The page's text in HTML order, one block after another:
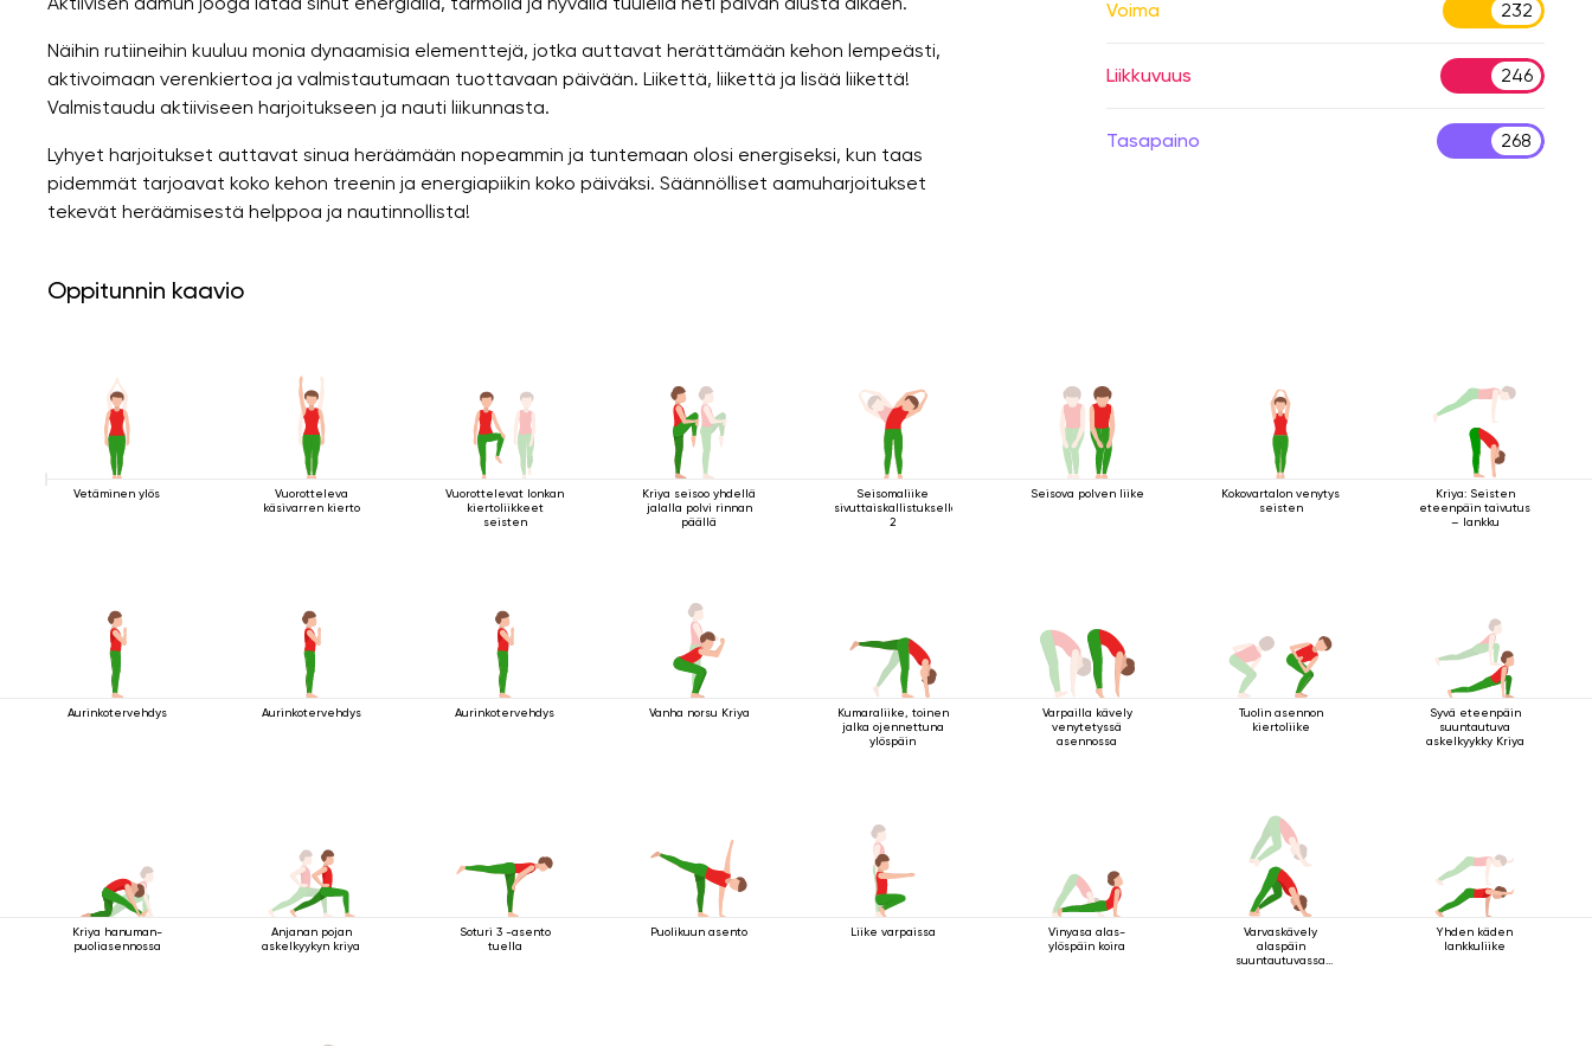
Näihin rutiineihin kuuluu monia dynaamisia elementtejä, jotka auttavat herättämään kehon lempeästi,
aktivoimaan verenkiertoa ja valmistautumaan tuottavaan päivään. Liikettä, liikettä ja lisää liikettä!
Valmistaudu aktiiviseen harjoitukseen ja nauti liikunnasta.
Lyhyet harjoitukset auttavat sinua heräämään nopeammin ja tuntemaan olosi energiseksi, kun taas
pidemmät tarjoavat koko kehon treenin ja energiapiikin koko päiväksi. Säännölliset aamuharjoitukset
tekevät heräämisestä helppoa ja nautinnollista!
Voima 232
Liikkuvuus 246
Tasapaino 268
Oppitunnin kaavio
Vetäminen ylös
Vuorotteleva
käsivarren kierto
Vuorottelevat lonkan
kiertoliikkeet
seisten
Kriya seisoo yhdellä
jalalla polvi rinnan
päällä
Seisomaliike
sivuttaiskallistuksella
2
Seisova polven liike
Kokovartalon venytys
seisten
Kriya: Seisten
eteenpäin taivutus
– lankku
Aurinkotervehdys Aurinkotervehdys Aurinkotervehdys Vanha norsu Kriya
Kumaraliike, toinen
jalka ojennettuna
ylöspäin
Varpailla kävely
venytetyssä
asennossa
Tuolin asennon
kiertoliike
Syvä eteenpäin
suuntautuva
askelkyykky Kriya
Kriya hanuman-
puoliasennossa
Anjanan pojan
askelkyykyn kriya
Soturi 3 -asento
tuella
Puolikuun asento Liike varpaissa
Vinyasa alas-
ylöspäin koira
Varvaskävely
alaspäin
suuntautuvassa
Yhden käden
lankkuliike